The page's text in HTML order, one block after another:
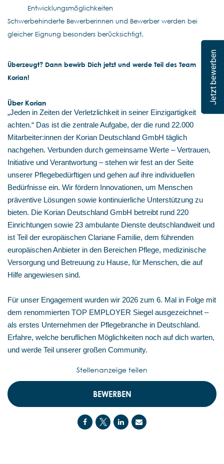
Jetzt bewerben
Entwicklungsmöglichkeiten
Schwerbehinderte Bewerberinnen und Bewerber werden bei
gleicher Eignung besonders berücksichtigt.
Überzeugt? Dann bewirb Dich jetzt und werde Teil des Team
Korian!
Über Korian
„Jeden in Zeiten der Verletzlichkeit in seiner Einzigartigkeit
achten.“ Das ist die zentrale Aufgabe, der die rund 22.000
Mitarbeiter:innen der Korian Deutschland GmbH täglich
nachgehen. Verbunden durch gemeinsame Werte – Vertrauen,
Initiative und Verantwortung – stehen wir fest an der Seite
unserer Pflegebedürftigen und gehen auf ihre individuellen
Bedürfnisse ein. Wir fördern Innovationen, um Menschen
präventive Lösungen sowie kontinuierliche Unterstützung zu
bieten. Die Korian Deutschland GmbH betreibt rund 220
Einrichtungen sowie 23 ambulante Dienste deutschlandweit und
ist Teil der europäischen Clariane Familie, dem führenden
europäischen Anbieter in den Bereichen Pflege, medizinische
Versorgung und Betreuung zu Hause, für Menschen, die auf
Hilfe angewiesen sind.
Für unser Engagement wurden wir 2026 zum 6. Mal in Folge mit
dem renommierten TOP EMPLOYER Siegel ausgezeichnet –
als erstes Unternehmen der Pflegebranche in Deutschland.
Erfahre, welche beruflichen Möglichkeiten noch auf dich warten,
und werde Teil unserer großen Community.
BEWERBEN
Stellenanzeige teilen